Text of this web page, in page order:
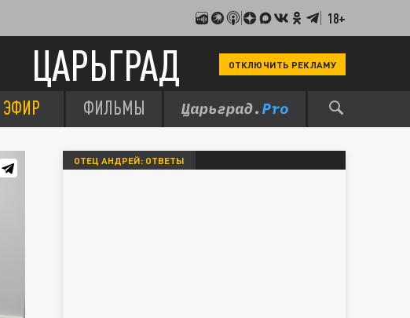
18+
ЦАРЬГРАД ОТКЛЮЧИТЬ РЕКЛАМУ
ЭФИР ФИЛЬМЫ
ОТЕЦ АНДРЕЙ: ОТВЕТЫ